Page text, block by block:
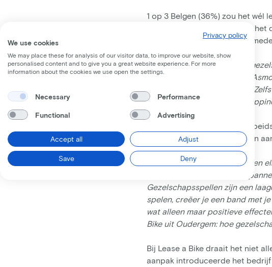
1 op 3 Belgen (36%) zou het wél
met de collega’s. Voor hen is
van het werk en wordt er
“Tijdens het spelen van een
Bert De Smet, directeur van
stress, welkom ontspanning!
lach en een instant portie
opnieuw in te vliegen.”
Lode Godderis, professor
aanmoedigen om zelf ook een
“Nu we meer hybride werken
idee om als werkgever
Gezelschapsspellen zijn een
spelen, creëer je een band met
wat alleen maar positieve
Bike uit Oudergem: hoe
Bij Lease a Bike draait het niet
aanpak introduceerde het
Privacy policy
We use cookies
We may place these for analysis of our visitor data, to improve our website, show
personalised content and to give you a great website experience. For more
information about the cookies we use open the settings.
Necessary Performance
Functional Advertising
Accept all Adjust
Save Deny